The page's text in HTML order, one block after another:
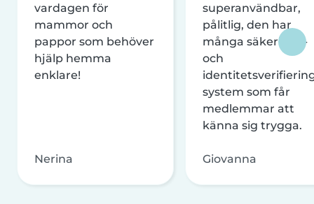
vardagen för
mammor och
pappor som behöver
hjälp hemma
enklare!
Nerina
superanvändbar,
pålitlig, den har
många säkerhets-
och
system som får
medlemmar att
känna sig trygga.
Giovanna